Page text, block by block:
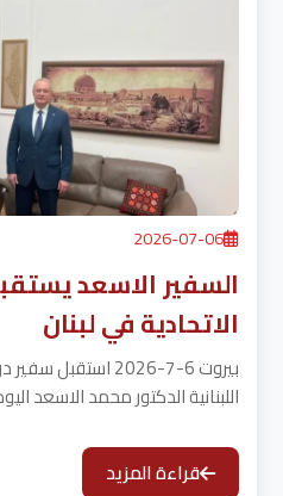
2026-07-06
السفير الاسعد
الاتحادية في لبنان
بيروت 6-7-2026
اللبنانية الدكتور محمد الاسعد
قراءة المزيد